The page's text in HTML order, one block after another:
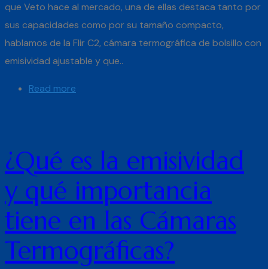
que Veto hace al mercado, una de ellas destaca tanto por
sus capacidades como por su tamaño compacto,
hablamos de la Flir C2, cámara termográfica de bolsillo con
emisividad ajustable y que..
Read more
¿Qué es la emisividad
y qué importancia
tiene en las Cámaras
Termográficas?